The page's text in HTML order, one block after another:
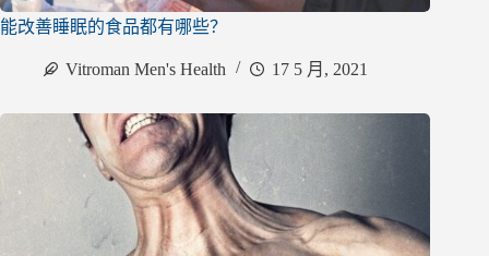
能改善睡眠的食品都有哪些？
Vitroman Men's Health 17 5 月, 2021